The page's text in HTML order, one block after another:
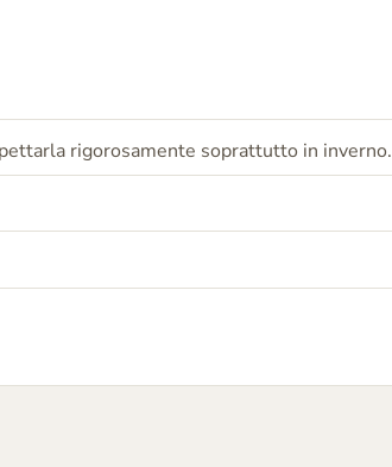
rigorosamente soprattutto in inverno.